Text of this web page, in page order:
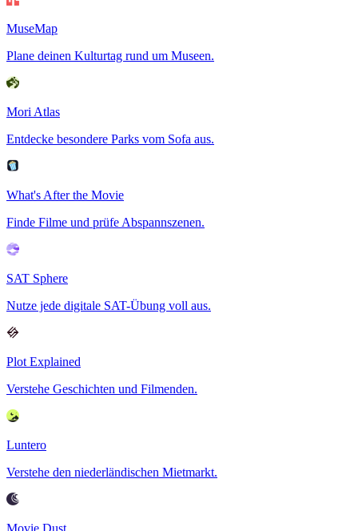
MuseMap
Plane deinen Kulturtag rund um Museen.
Mori Atlas
Entdecke besondere Parks vom Sofa aus.
What's After the Movie
Finde Filme und prüfe Abspannszenen.
SAT Sphere
Nutze jede digitale SAT-Übung voll aus.
Plot Explained
Verstehe Geschichten und Filmenden.
Luntero
Verstehe den niederländischen Mietmarkt.
Movie Dust